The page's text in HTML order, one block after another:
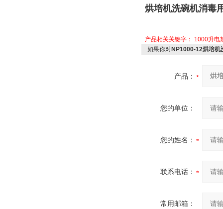
烘培机洗碗机消毒
产品相关关键字： 1000升电
如果你对NP1000-12烘培机
产品：
您的单位：
您的姓名：
联系电话：
常用邮箱：